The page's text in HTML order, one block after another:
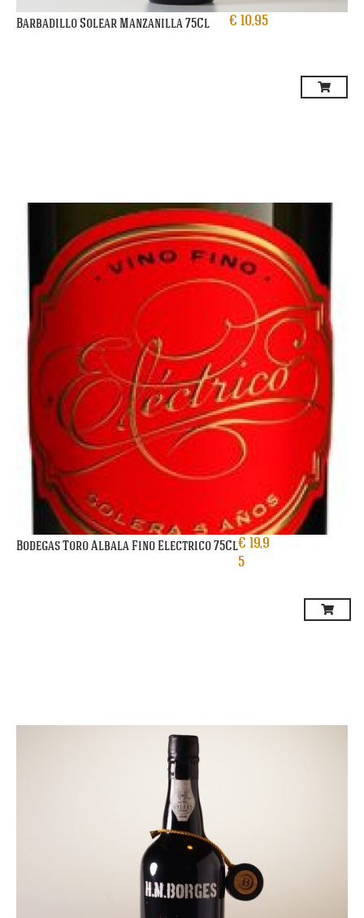
Barbadillo Solear Manzanilla 75Cl € 10,95
Bodegas Toro Albala Fino Electrico 75Cl€ 19,9
5